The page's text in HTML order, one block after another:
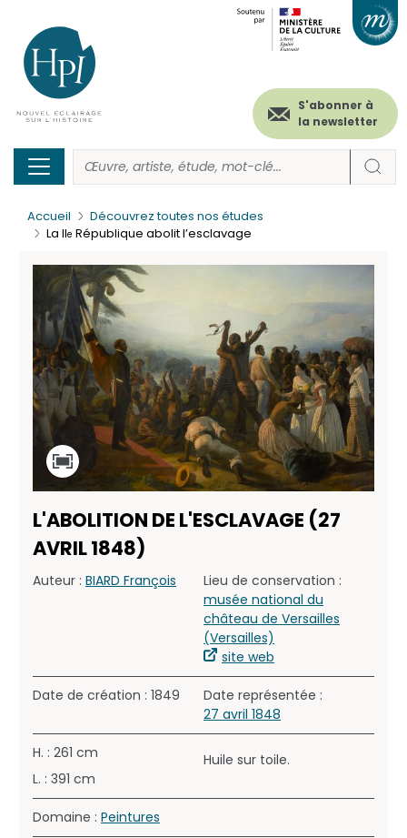
contenu
principal
Menu
secondaire
(header)
S'abonner à
la newsletter
Accueil
Découvrez toutes nos études
La IIe République abolit l’esclavage
L'ABOLITION DE L'ESCLAVAGE (27
AVRIL 1848)
Auteur : BIARD François
Lieu de conservation :
musée national du
château de Versailles
(Versailles)
site web
Date de création : 1849
Date représentée :
27 avril 1848
H. : 261 cm
L. : 391 cm
Huile sur toile.
Domaine : Peintures